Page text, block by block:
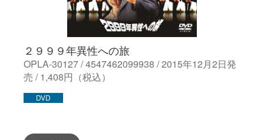
２９９９年異性への旅
OPLA-30127 / 4547462099938 / 2015年12月2日発
売 / 1,408円（税込）
DVD